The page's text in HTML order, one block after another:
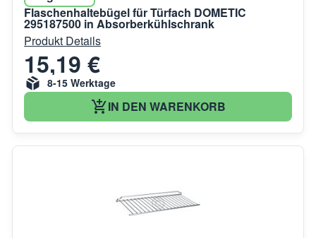
Flaschenhaltebügel für Türfach DOMETIC
295187500 in Absorberkühlschrank
Produkt Details
15,19 €
8-15 Werktage
IN DEN WARENKORB